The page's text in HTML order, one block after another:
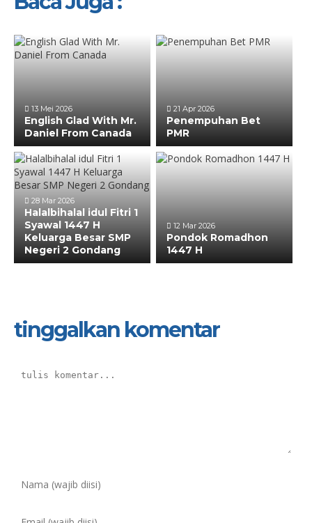
13 Mei 2026
English Glad With Mr.
Daniel From Canada
21 Apr 2026
Penempuhan Bet
PMR
28 Mar 2026
Halalbihalal idul Fitri 1
Syawal 1447 H
Keluarga Besar SMP
Negeri 2 Gondang
12 Mar 2026
Pondok Romadhon
1447 H
tinggalkan komentar